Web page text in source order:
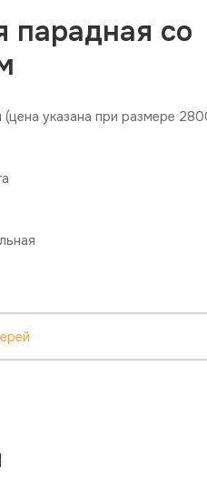
парадная со
(цена указана при размере